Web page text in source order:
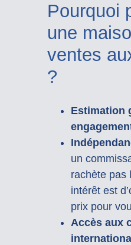
Pourquoi
une
ventes
?
Estimation
un
rachète
intérêt est
prix pour
Accès aux